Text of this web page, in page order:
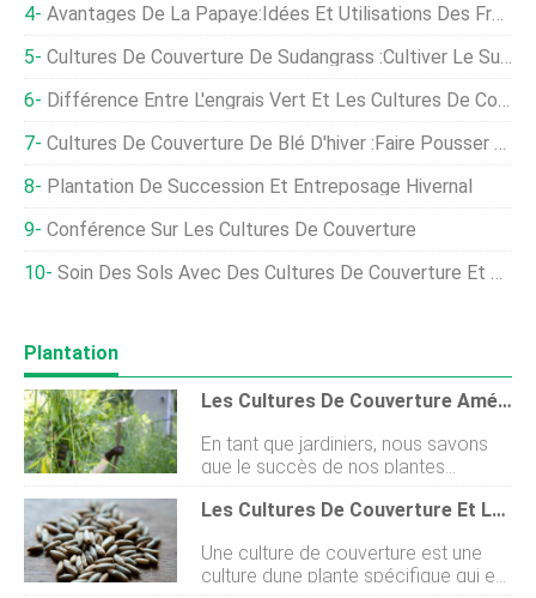
Avantages De La Papaye:Idées Et Utilisations Des Fruits De La Papaye
Cultures De Couverture De Sudangrass :Cultiver Le Sudangrass De Sorgho Dans Les Jardins
Différence Entre L'engrais Vert Et Les Cultures De Couverture
Cultures De Couverture De Blé D'hiver :faire Pousser Du Blé D'hiver À La Maison
Plantation De Succession Et Entreposage Hivernal
Conférence Sur Les Cultures De Couverture
Soin Des Sols Avec Des Cultures De Couverture Et Du Bétail
Plantation
Les Cultures De Couverture Améliorent La Santé Du Sol
En tant que jardiniers, nous savons
que le succès de nos plantes
comestibles et ornementales est
directement lié à la santé de notre
même quen tant que jardiniers, nous
cultivons et cultivons le sol autant
Les Cultures De Couverture Et Leurs Avantages
Une culture de couverture est une
culture dune plante spécifique qui est